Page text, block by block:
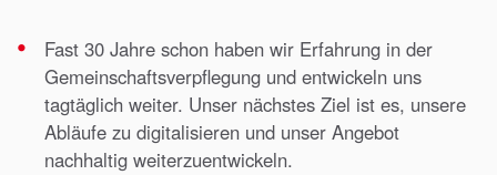
Fast 30 Jahre schon haben wir Erfahrung in der
Gemeinschaftsverpflegung und entwickeln uns
tagtäglich weiter. Unser nächstes Ziel ist es, unsere
Abläufe zu digitalisieren und unser Angebot
nachhaltig weiterzuentwickeln.